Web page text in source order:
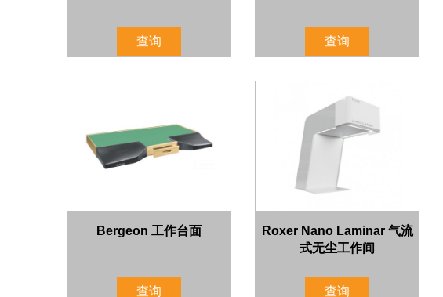
查询 查询
Bergeon 工作台面
查询
Roxer Nano Laminar 气流
式无尘工作间
查询